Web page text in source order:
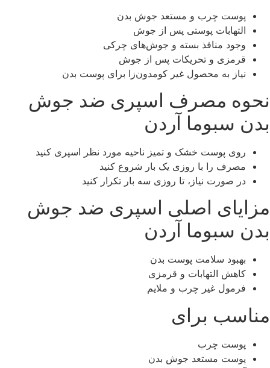
پوست چرب و مستعد جوش بدن
التهابات پوستی پس از جوش
وجود منافذ بسته و جوش‌های چرکی
قرمزی و تحریکات پس از جوش
نیاز به محصول غیر کومدون‌زا برای پوست بدن
نحوه مصرف اسپری ضد جوش
بدن سبوما آردن
روی پوست خشک و تمیز ناحیه مورد نظر اسپری کنید
مصرف را با روزی یک بار شروع کنید
در صورت نیاز، تا روزی سه بار تکرار کنید
مزایای اصلی اسپری ضد جوش
بدن سبوما آردن
بهبود سلامت پوست بدن
کاهش التهابات و قرمزی
فرمول غیر چرب و ملایم
مناسب برای
پوست چرب
پوست مستعد جوش بدن